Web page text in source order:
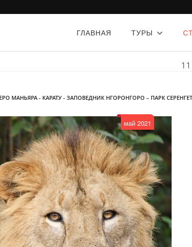
ГЛАВНАЯ ТУРЫ
МАНЬЯРА - КАРАТУ - ЗАПОВЕДНИК НГОРОНГОРО – ПАРК
май 2021